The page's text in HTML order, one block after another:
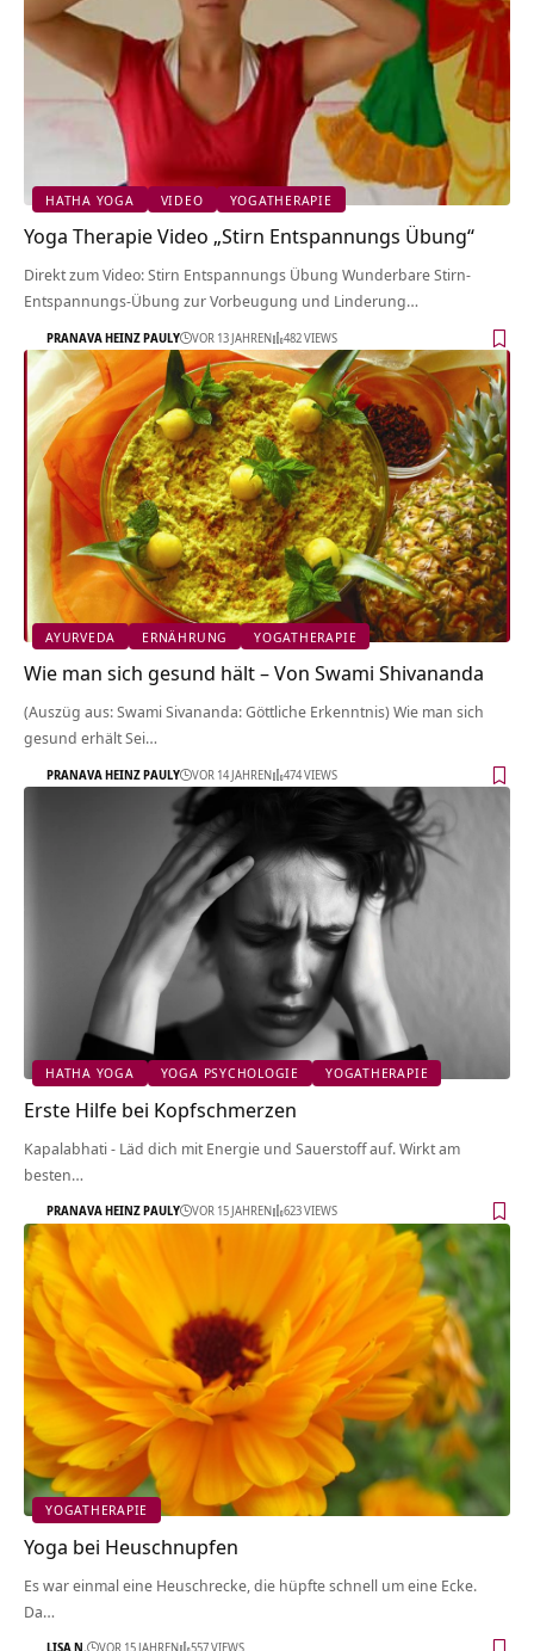
HATHA YOGA VIDEO YOGATHERAPIE
Yoga Therapie Video „Stirn Entspannungs Übung“
Direkt zum Video: Stirn Entspannungs Übung Wunderbare Stirn-
Entspannungs-Übung zur Vorbeugung und Linderung…
PRANAVA HEINZ PAULY VOR 13 JAHREN 482 VIEWS
AYURVEDA ERNÄHRUNG YOGATHERAPIE
Wie man sich gesund hält – Von Swami Shivananda
(Auszüg aus: Swami Sivananda: Göttliche Erkenntnis) Wie man sich
gesund erhält Sei…
PRANAVA HEINZ PAULY VOR 14 JAHREN 474 VIEWS
HATHA YOGA YOGA PSYCHOLOGIE YOGATHERAPIE
Erste Hilfe bei Kopfschmerzen
Kapalabhati - Läd dich mit Energie und Sauerstoff auf. Wirkt am
besten…
PRANAVA HEINZ PAULY VOR 15 JAHREN 623 VIEWS
YOGATHERAPIE
Yoga bei Heuschnupfen
Es war einmal eine Heuschrecke, die hüpfte schnell um eine Ecke.
Da…